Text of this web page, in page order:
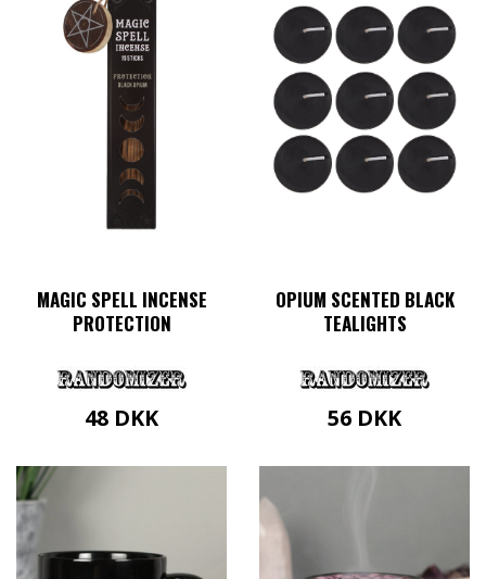
MAGIC SPELL INCENSE
PROTECTION
48 DKK
OPIUM SCENTED BLACK
TEALIGHTS
56 DKK